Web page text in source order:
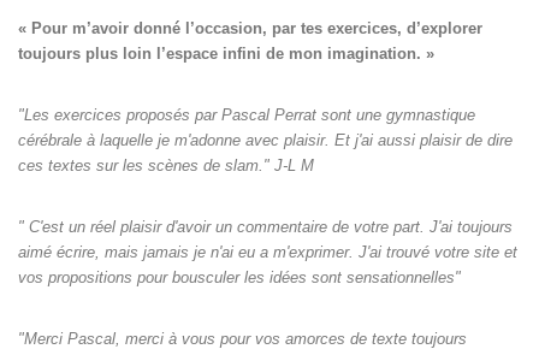
« Pour m’avoir donné l’occasion, par tes exercices, d’explorer
toujours plus loin l’espace infini de mon imagination. »
"Les exercices proposés par Pascal Perrat sont une gymnastique
cérébrale à laquelle je m'adonne avec plaisir. Et j'ai aussi plaisir de dire
ces textes sur les scènes de slam." J-L M
" C'est un réel plaisir d'avoir un commentaire de votre part. J'ai toujours
aimé écrire, mais jamais je n'ai eu a m'exprimer. J'ai trouvé votre site et
vos propositions pour bousculer les idées sont sensationnelles"
"Merci Pascal, merci à vous pour vos amorces de texte toujours